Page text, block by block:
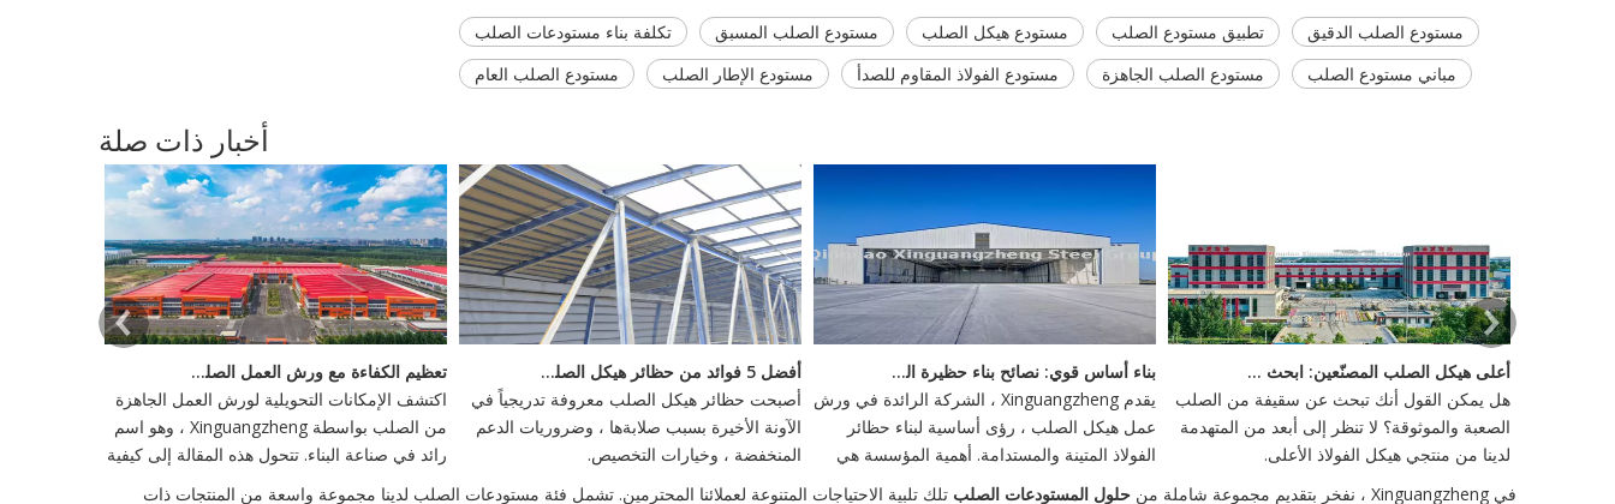
تكلفة بناء مستودعات الصلب مستودع الصلب المسبق مستودع هيكل الصلب تطبيق مستودع الصلب
مستودع الصلب الدقيق
مستودع الصلب العام
مستودع الإطار الصلب مستودع الفولاذ المقاوم للصدأ مستودع الصلب الجاهزة مباني مستودع الصلب
أخبار ذات صلة
تعظيم الكفاءة مع ورش العمل الصلب الجاهزة
اكتشف الإمكانات التحويلية لورش العمل الجاهزة
من الصلب بواسطة Xinguangzheng ، وهو اسم
رائد في صناعة البناء. تتحول هذه المقالة إلى كيفية
إعادة تعريف ورش العمل هذه وإنتاجية في البناء ،
أفضل 5 فوائد من حظائر هيكل الصلب - استثمار دائم
أصبحت حظائر هيكل الصلب معروفة تدريجياً في
الآونة الأخيرة بسبب صلابةها ، وضروريات الدعم
المنخفضة ، وخيارات التخصيص.
بناء أساس قوي: نصائح بناء حظيرة الصلب
يقدم Xinguangzheng ، الشركة الرائدة في ورش
عمل هيكل الصلب ، رؤى أساسية لبناء حظائر
الفولاذ المتينة والمستدامة. أهمية المؤسسة هي
أمر بالغ الأهمية ، وخيارات مرنة مثل الأسس
أعلى هيكل الصلب المصنّعين: ابحث عن سقيفك المثالي للبيع
هل يمكن القول أنك تبحث عن سقيفة من الصلب
الصعبة والموثوقة؟ لا تنظر إلى أبعد من المتهدمة
لدينا من منتجي هيكل الفولاذ الأعلى.
<
في Xinguangzheng ، نفخر بتقديم مجموعة شاملة من حلول المستودعات الصلب تلك تلبية الاحتياجات المتنوعة لعملائنا المحترمين. تشمل فئة مستودعات الصلب لدينا مجموعة واسعة من المنتجات ذات